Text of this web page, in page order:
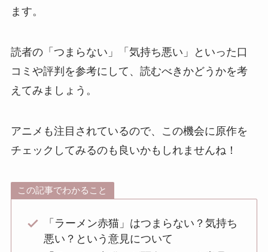
ます。
読者の「つまらない」「気持ち悪い」といった口
コミや評判を参考にして、読むべきかどうかを考
えてみましょう。
アニメも注目されているので、この機会に原作を
チェックしてみるのも良いかもしれませんね！
この記事でわかること
「ラーメン赤猫」はつまらない？気持ち
悪い？という意見について